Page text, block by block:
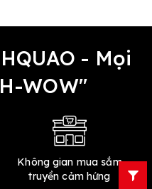
- Mọi
WOW"
Không gian mua sắm
truyền cảm hứng